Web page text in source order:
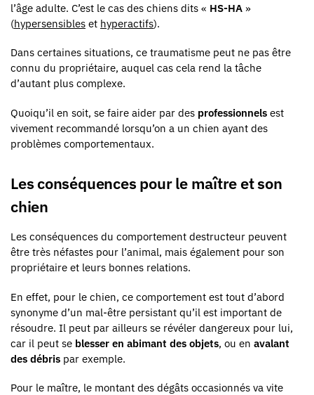
l’âge adulte. C’est le cas des chiens dits « HS-HA »
(hypersensibles et hyperactifs).
Dans certaines situations, ce traumatisme peut ne pas être
connu du propriétaire, auquel cas cela rend la tâche
d’autant plus complexe.
Quoiqu’il en soit, se faire aider par des professionnels est
vivement recommandé lorsqu’on a un chien ayant des
problèmes comportementaux.
Les conséquences pour le maître et son
chien
Les conséquences du comportement destructeur peuvent
être très néfastes pour l’animal, mais également pour son
propriétaire et leurs bonnes relations.
En effet, pour le chien, ce comportement est tout d’abord
synonyme d’un mal-être persistant qu’il est important de
résoudre. Il peut par ailleurs se révéler dangereux pour lui,
car il peut se blesser en abimant des objets, ou en avalant
des débris par exemple.
Pour le maître, le montant des dégâts occasionnés va vite